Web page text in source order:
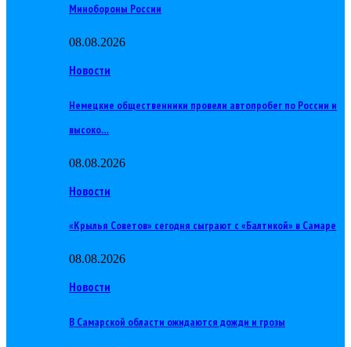
Минобороны России
08.08.2026
Новости
Немецкие общественники провели автопробег по России и
высоко…
08.08.2026
Новости
«Крылья Советов» сегодня сыграют с «Балтикой» в Самаре
08.08.2026
Новости
В Самарской области ожидаются дожди и грозы